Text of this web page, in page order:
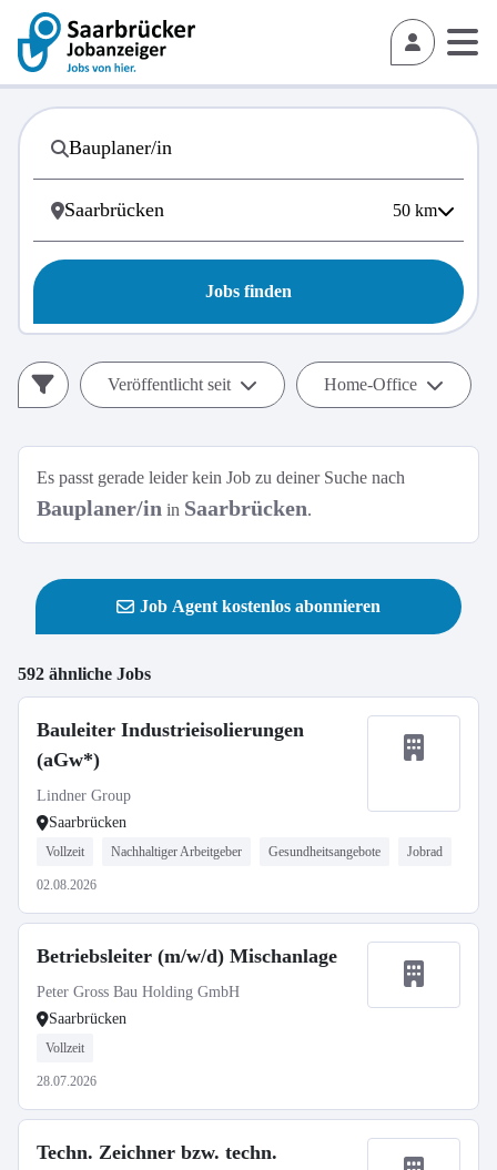
50 km
Jobs finden
Veröffentlicht seit Home-Office
Es passt gerade leider kein Job zu deiner Suche nach
Bauplaner/in in Saarbrücken.
Job Agent kostenlos abonnieren
592 ähnliche Jobs
Bauleiter Industrieisolierungen
(aGw*)
Lindner Group
Saarbrücken
Vollzeit Nachhaltiger Arbeitgeber Gesundheitsangebote Jobrad
02.08.2026
Betriebsleiter (m/w/d) Mischanlage
Peter Gross Bau Holding GmbH
Saarbrücken
Vollzeit
28.07.2026
Techn. Zeichner bzw. techn.